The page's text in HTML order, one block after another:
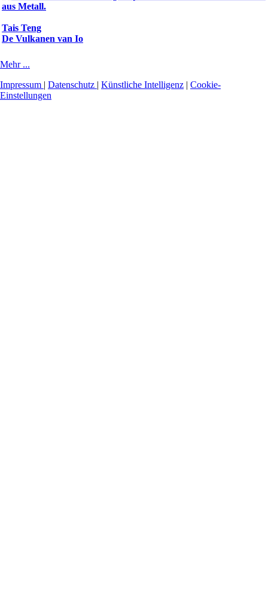
Tais Teng
De Vulkanen van Io
Mehr ...
Impressum | Datenschutz | Künstliche Intelligenz | Cookie-
Einstellungen